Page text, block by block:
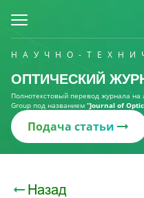
НАУЧНО-
ОПТИЧЕСКИЙ
Полнотекстовый перевод журнала на
Group под названием “Journal of
Подача статьи
Назад